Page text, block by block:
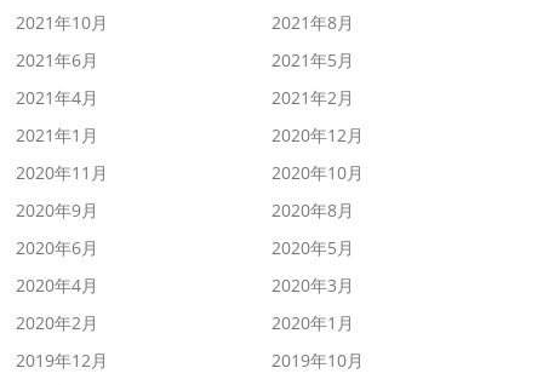
2021年10月
2021年8月
2021年6月
2021年5月
2021年4月
2021年2月
2021年1月
2020年12月
2020年11月
2020年10月
2020年9月
2020年8月
2020年6月
2020年5月
2020年4月
2020年3月
2020年2月
2020年1月
2019年12月
2019年10月